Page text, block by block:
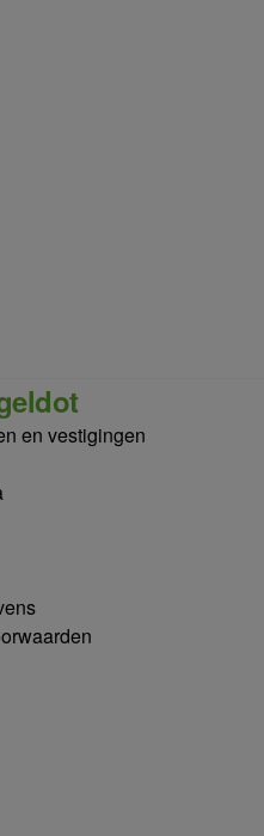
en vestigingen